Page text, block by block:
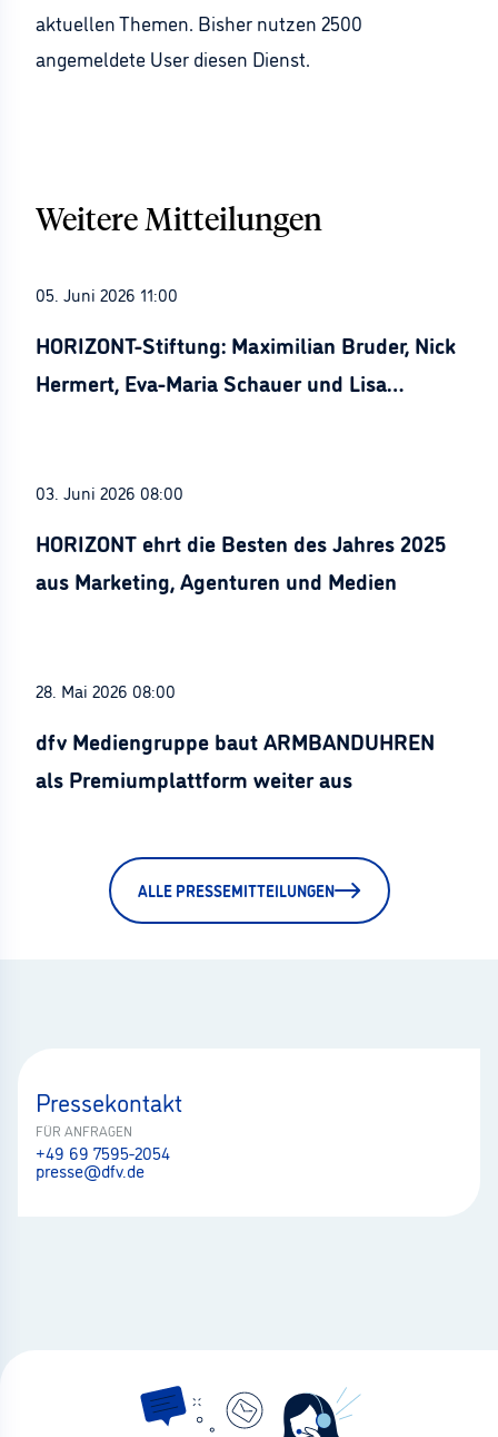
aktuellen Themen. Bisher nutzen 2500
angemeldete User diesen Dienst.
Weitere Mitteilungen
05. Juni 2026 11:00
HORIZONT-Stiftung: Maximilian Bruder, Nick
Hermert, Eva-Maria Schauer und Lisa
03. Juni 2026 08:00
HORIZONT ehrt die Besten des Jahres 2025
aus Marketing, Agenturen und Medien
28. Mai 2026 08:00
dfv Mediengruppe baut ARMBANDUHREN
als Premiumplattform weiter aus
ALLE PRESSEMITTEILUNGEN
Pressekontakt
FÜR ANFRAGEN
+49 69 7595-2054
presse@dfv.de